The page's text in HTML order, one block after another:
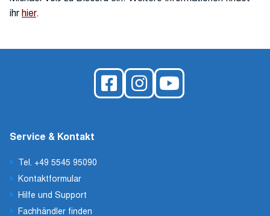
ihrhier.
Service & Kontakt
Tel. +49 5545 95090
Kontaktformular
Hilfe und Support
Fachhändler finden